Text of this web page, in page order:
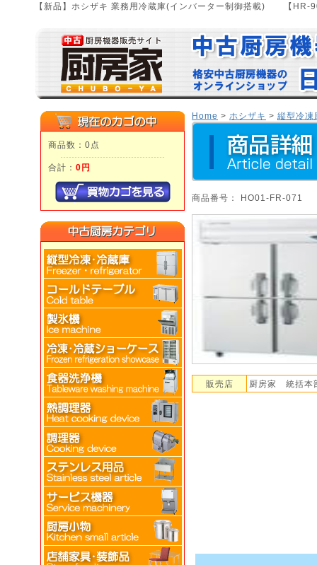
【新品】ホシザキ 業務用冷蔵庫(インバーター制御搭載) 【HR-
商品数：0点
合計： 0円
Home > ホシザキ > 縦型冷凍
商品番号： HO01-FR-071
販売店 厨房家 統括本